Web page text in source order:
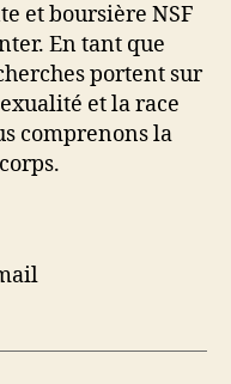
et boursière NSF
En tant que
portent sur
et la race
comprenons la